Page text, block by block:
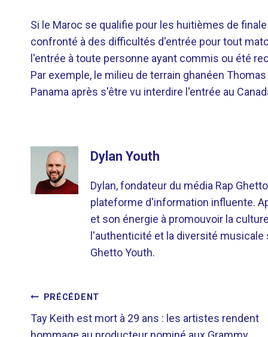
Si le Maroc se qualifie pour les huitièmes de
confronté à des difficultés d'entrée pour tout
l'entrée à toute personne ayant commis ou été
Par exemple, le milieu de terrain ghanéen
Panama après s'être vu interdire l'entrée au
Dylan Youth
Dylan, fondateur du média Rap
plateforme d'information influente.
et son énergie à promouvoir la
l'authenticité et la diversité
Ghetto Youth.
NAVIGATION
PRÉCÉDENT
Tay Keith est mort à 29 ans : les artistes rendent